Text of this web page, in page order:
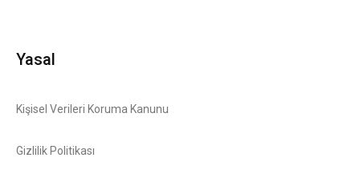
Yasal
Kişisel Verileri Koruma Kanunu
Gizlilik Politikası